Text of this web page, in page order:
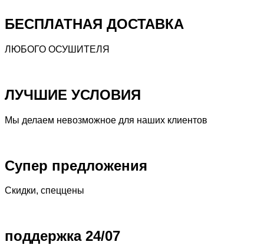
БЕСПЛАТНАЯ ДОСТАВКА
ЛЮБОГО ОСУШИТЕЛЯ
ЛУЧШИЕ УСЛОВИЯ
Мы делаем невозможное для наших клиентов
Супер предложения
Скидки, спеццены
поддержка 24/07